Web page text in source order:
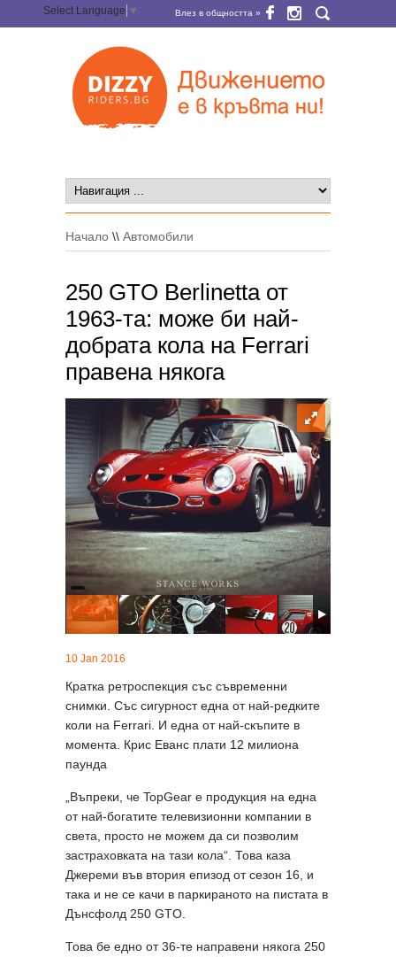
Select Language ▼ Влез в общността »
Начало \\ Автомобили
250 GTO Berlinetta от
1963-та: може би най-
добрата кола на Ferrari
правена някога
10 Jan 2016
Кратка ретроспекция със съвременни
снимки. Със сигурност една от най-редките
коли на Ferrari. И една от най-скъпите в
момента. Крис Еванс плати 12 милиона
паунда
„Въпреки, че TopGear е продукция на една
от най-богатите телевизионни компании в
света, просто не можем да си позволим
застраховката на тази кола“. Това каза
Джереми във втория епизод от сезон 16, и
така и не се качи в паркираното на пистата в
Дънсфолд 250 GTO.
Това бе едно от 36-те направени някога 250